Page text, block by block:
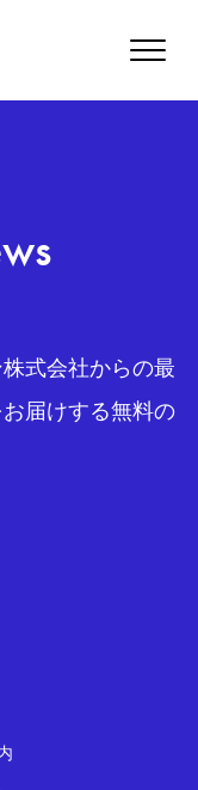
Toggle
式会社からの最
届けする無料の